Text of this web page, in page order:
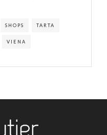
SHOPS TARTA
VIENA